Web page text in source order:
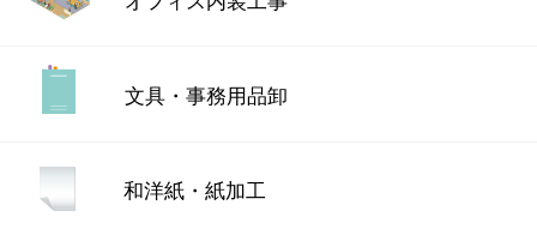
文具・事務用品卸
和洋紙・紙加工